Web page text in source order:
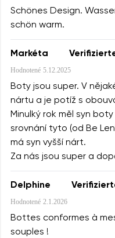
Schönes Design.
schön warm.
Markéta
Hodnotené 5.12.2025
Boty jsou super. V
nártu a je potíž s
Minulký rok měl syn
srovnání tyto (od Be
má syn vyšší nárt.
Za nás jsou super a
Delphine
Hodnotené 2.1.2026
Bottes conformes à
souples !